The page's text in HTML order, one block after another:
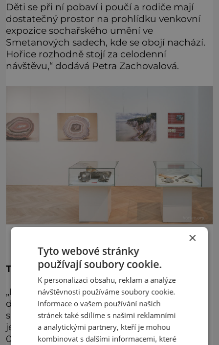
Děti se při ní pobaví i poučí a rodiče mají
dostatečný prostor na prohlídku venkovní
expozice sochařského umění ve
Smetanových sadech, kde se obojí nachází.
Hořice rozhodně stojí za celodenní
návštěvu,“ dodává Petra Zachovalová.
Topové exponáty
„Mezi nejzajímavější exponáty výstavy „Za
drahými kameny do pravěku“ patří beze
sporu pěstní klín vyrobený z rudého jaspisu,
jehož stáří je odhadováno na více než 300
000 let.
×
Tyto webové stránky
používají soubory cookie.
K personalizaci obsahu, reklam a analýze
návštěvnosti používáme soubory cookie.
Informace o vašem používání našich
stránek také sdílíme s našimi reklamními
a analytickými partnery, kteří je mohou
kombinovat s dalšími informacemi, které